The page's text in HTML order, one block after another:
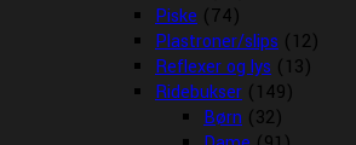
Piske (74)
Plastroner/slips (12)
Reflexer og lys (13)
Ridebukser (149)
Børn (32)